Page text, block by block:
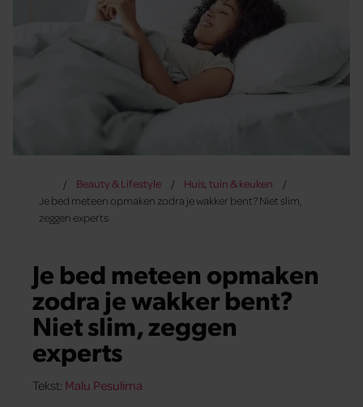
Beauty & Lifestyle
Huis, tuin & keuken
Je bed meteen opmaken zodra je wakker bent? Niet slim,
zeggen experts
Je bed meteen opmaken
zodra je wakker bent?
Niet slim, zeggen
experts
Tekst: Malu Pesulima